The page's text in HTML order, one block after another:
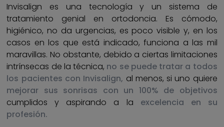
Invisalign es una tecnología y un sistema de
tratamiento genial en ortodoncia. Es cómodo,
higiénico, no da urgencias, es poco visible y, en los
casos en los que está indicado, funciona a las mil
maravillas. No obstante, debido a ciertas limitaciones
intrínsecas de la técnica, no se puede tratar a todos
los pacientes con Invisalign, al menos, si uno quiere
mejorar sus sonrisas con un 100% de objetivos
cumplidos y aspirando a la excelencia en su
profesión.